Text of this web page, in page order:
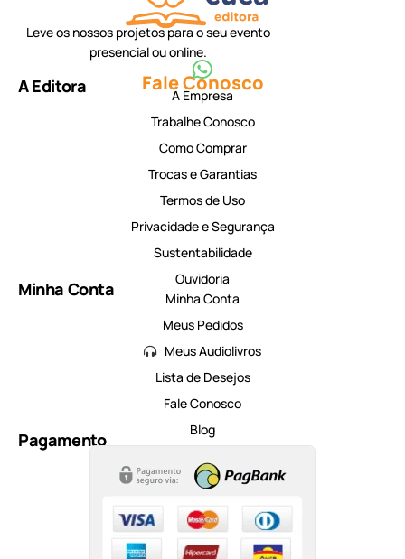
Leve os nossos projetos para o seu evento
presencial ou online.
Fale Conosco
A Editora
A Empresa
Trabalhe Conosco
Como Comprar
Trocas e Garantias
Termos de Uso
Privacidade e Segurança
Sustentabilidade
Ouvidoria
Minha Conta
Minha Conta
Meus Pedidos
Meus Audiolivros
Lista de Desejos
Fale Conosco
Blog
Pagamento